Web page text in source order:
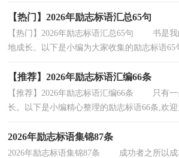
【热门】2026年励志标语汇总65句
【热门】2026年励志标语汇总65句 书是我
地成长。以下是小编为大家收集的励志标语65
【推荐】2026年励志标语汇编66条
【推荐】2026年励志标语汇编66条 只有
长。以下是小编精心整理的励志标语66条,欢
2026年励志标语集锦87条
2026年励志标语集锦87条 成功者之所以成